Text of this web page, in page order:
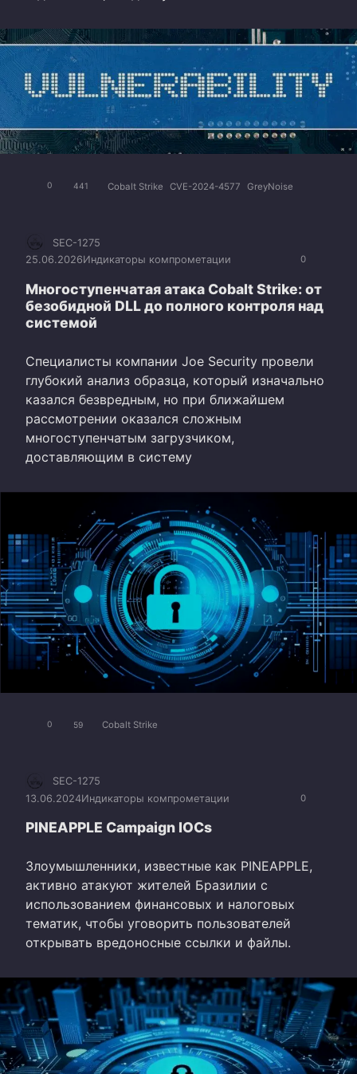
0 441 Cobalt Strike CVE-2024-4577 GreyNoise
0
SEC-1275
25.06.2026Индикаторы компрометации
Многоступенчатая атака Cobalt Strike: от
безобидной DLL до полного контроля над
системой
Специалисты компании Joe Security провели
глубокий анализ образца, который изначально
казался безвредным, но при ближайшем
рассмотрении оказался сложным
многоступенчатым загрузчиком,
доставляющим в систему
0 59 Cobalt Strike
0
SEC-1275
13.06.2024Индикаторы компрометации
PINEAPPLE Campaign IOCs
Злоумышленники, известные как PINEAPPLE,
активно атакуют жителей Бразилии с
использованием финансовых и налоговых
тематик, чтобы уговорить пользователей
открывать вредоносные ссылки и файлы.